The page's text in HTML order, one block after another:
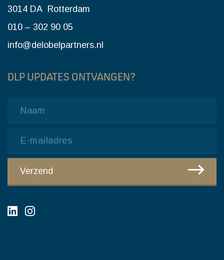
3014 DA Rotterdam
010 – 302 90 05
info@delobelpartners.nl
DLP UPDATES ONTVANGEN?
Verzend